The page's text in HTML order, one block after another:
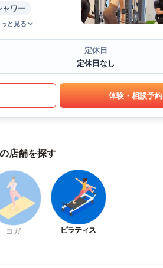
ャワー
っと見る
定休日
定休日なし
体験・相談予約
店舗を探す
ヨガ ピラティス